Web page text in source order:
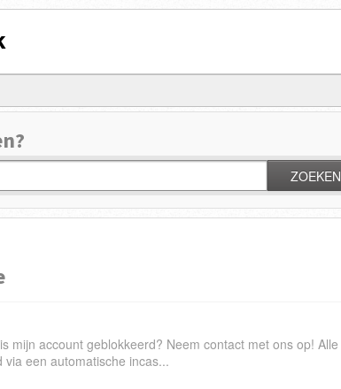
ZOEKEN
mijn account geblokkeerd? Neem contact met ons op! Alle
een automatische incas...